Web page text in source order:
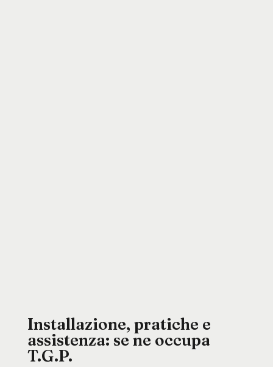
Installazione, pratiche e
assistenza: se ne occupa
T.G.P.